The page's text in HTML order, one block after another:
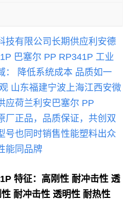
技有限公司长期供应利安德
巴塞尔 PP RP341P 工业
： 降低系统成本 品质如一
山东福建宁波上海江西安微
应荷兰利 安巴塞尔 PP
厂正品，品质保证，共创双
号也同时销售性能塑料出众
能同品牌
特征：高刚性 耐冲击性 透
耐冲击性 透明性 耐热性